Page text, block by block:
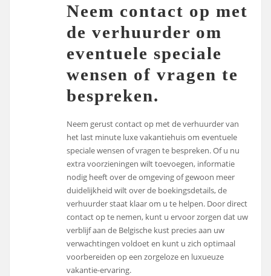
Neem contact op met
de verhuurder om
eventuele speciale
wensen of vragen te
bespreken.
Neem gerust contact op met de verhuurder van
het last minute luxe vakantiehuis om eventuele
speciale wensen of vragen te bespreken. Of u nu
extra voorzieningen wilt toevoegen, informatie
nodig heeft over de omgeving of gewoon meer
duidelijkheid wilt over de boekingsdetails, de
verhuurder staat klaar om u te helpen. Door direct
contact op te nemen, kunt u ervoor zorgen dat uw
verblijf aan de Belgische kust precies aan uw
verwachtingen voldoet en kunt u zich optimaal
voorbereiden op een zorgeloze en luxueuze
vakantie-ervaring.